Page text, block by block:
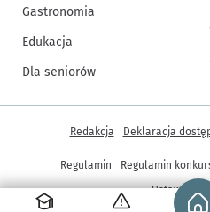
Gastronomia
Edukacja
Dla seniorów
Inne informacje
Redakcja Deklaracja
Regulamin Regulamin
Ustawienia